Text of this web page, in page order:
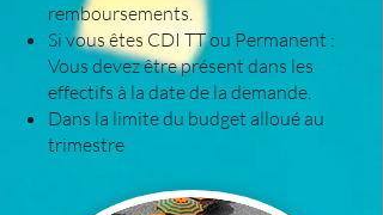
remboursements.
Si vous êtes CDI TT ou Permanent :
Vous devez être présent dans les
effectifs à la date de la demande.
Dans la limite du budget alloué au
trimestre